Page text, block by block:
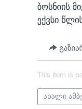
ბოსნიის
ექვსი
This item is
ახალი